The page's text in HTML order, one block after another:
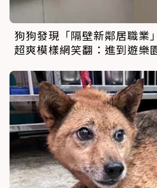
狗狗發現「隔壁新鄰居職業
超爽模樣網笑翻：進到遊樂